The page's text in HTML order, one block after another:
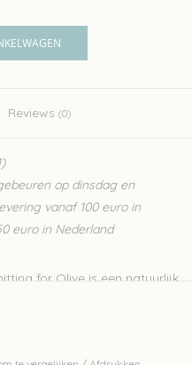
Reviews (0)
op dinsdag en
vanaf 100 euro in
euro in Nederland
for Olive is een natuurlijk